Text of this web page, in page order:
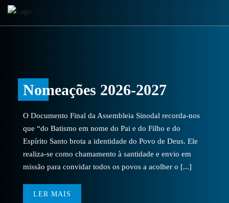
Nomeações 2026-2027
O Documento Final da Assembleia Sinodal recorda-nos
que “do Batismo em nome do Pai e do Filho e do
Espírito Santo brota a identidade do Povo de Deus. Ele
realiza-se como chamamento à santidade e envio em
missão para convidar todos os povos a acolher o [...]
LER MAIS